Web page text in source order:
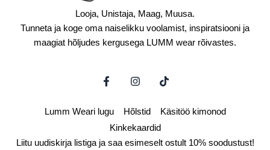
Looja, Unistaja, Maag, Muusa.
Tunneta ja koge oma naiselikku voolamist, inspiratsiooni ja
maagiat hõljudes kergusega LUMM wear rõivastes.
F
a
b
o
k
I
n
t
a
g
r
a
T
i
t
o
Lumm Weari lugu Hõlstid
Käsitöö kimonod
Kinkekaardid
Liitu uudiskirja listiga ja saa esimeselt ostult 10% soodustust!